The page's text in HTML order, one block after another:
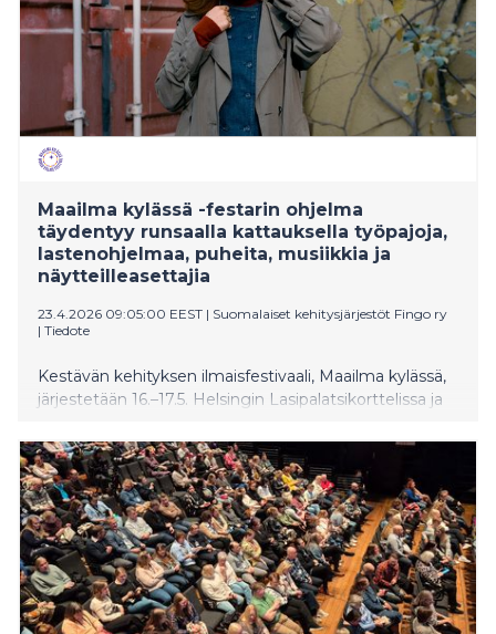
Maailma kylässä -festarin ohjelma
täydentyy runsaalla kattauksella työpajoja,
lastenohjelmaa, puheita, musiikkia ja
näytteilleasettajia
23.4.2026 09:05:00 EEST | Suomalaiset kehitysjärjestöt Fingo ry
| Tiedote
Kestävän kehityksen ilmaisfestivaali, Maailma kylässä,
järjestetään 16.–17.5. Helsingin Lasipalatsikorttelissa ja
musiikkia, puheita, näytteilleasettajia ja
lastenohjelmaa. Tänä vuonna festivaalilla panostetaan
vaikuttavaan puheohjelmaan sekä aikuisten
työpajoihin, joissa rakennetaan parempaa maailmaa.
Festivaalin teemana on Vapaus.